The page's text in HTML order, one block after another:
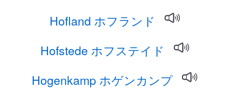
Hofland ホフランド
Hofstede ホフステイド
Hogenkamp ホゲンカンプ